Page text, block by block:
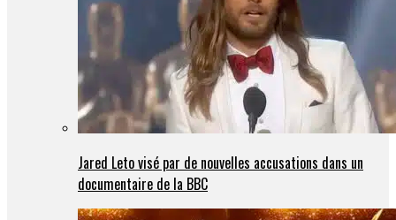
Jared Leto visé par de nouvelles accusations dans un
documentaire de la BBC